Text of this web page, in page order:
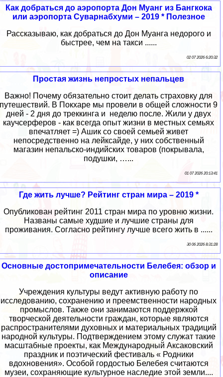
Как добраться до аэропорта Дон Муанг из Бангкока
или аэропорта Суварнабхуми – 2019 * Полезное
Рассказываю, как добраться до Дон Муанга недорого и
быстрее, чем на такси ......
02 07 2026 6:20:32
Простая жизнь непростых непальцев
Важно! Почему обязательно стоит делать страховку для
путешествий. В Покхаре мы провели в общей сложности 9
дней - 2 дня до треккинга и неделю после. Жили у двух
каучсерферов - как всегда опыт жизни в местных семьях
впечатляет =) Ашик со своей семьей живет
непосредственно на лейксайде, у них собственный
магазин непальско-индийских товаров (покрывала,
подушки, …...
01 07 2026 20:13:41
Где жить лучше? Рейтинг стран мира – 2019 *
Опубликован рейтинг 2011 стран мира по уровню жизни.
Названы самые худшие и лучшие страны для
проживания. Согласно рейтингу лучше всего жить в ......
30 06 2026 8:31:28
Основные достопримечательности Белебея: обзор и
описание
Учреждения культуры ведут активную работу по
исследованию, сохранению и преемственности народных
промыслов. Также они занимаются поддержкой
творческой деятельности граждан, которые являются
распространителями духовных и материальных традиций
народной культуры. Подтверждением этому служат такие
масштабные проекты, как Международный Аксаковский
праздник и поэтический фестиваль « Родники
вдохновения». Особой гордостью Белебея считаются
музеи, сохраняющие культурное наследие этой земли....